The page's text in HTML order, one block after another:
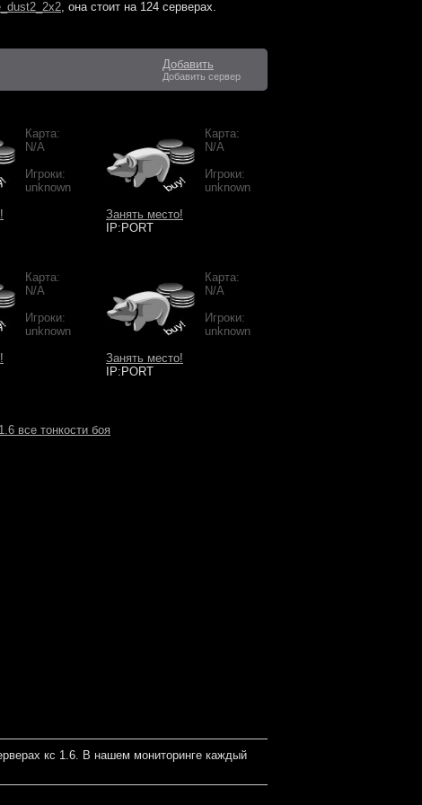
, она стоит на 124 серверах.
Добавить
Добавить сервер
Карта:
N/A
Игроки:
unknown
Карта:
N/A
Игроки:
unknown
Занять место!
IP:PORT
Карта:
N/A
Игроки:
unknown
Карта:
N/A
Игроки:
unknown
Занять место!
IP:PORT
все тонкости боя
кс 1.6. В нашем мониторинге каждый